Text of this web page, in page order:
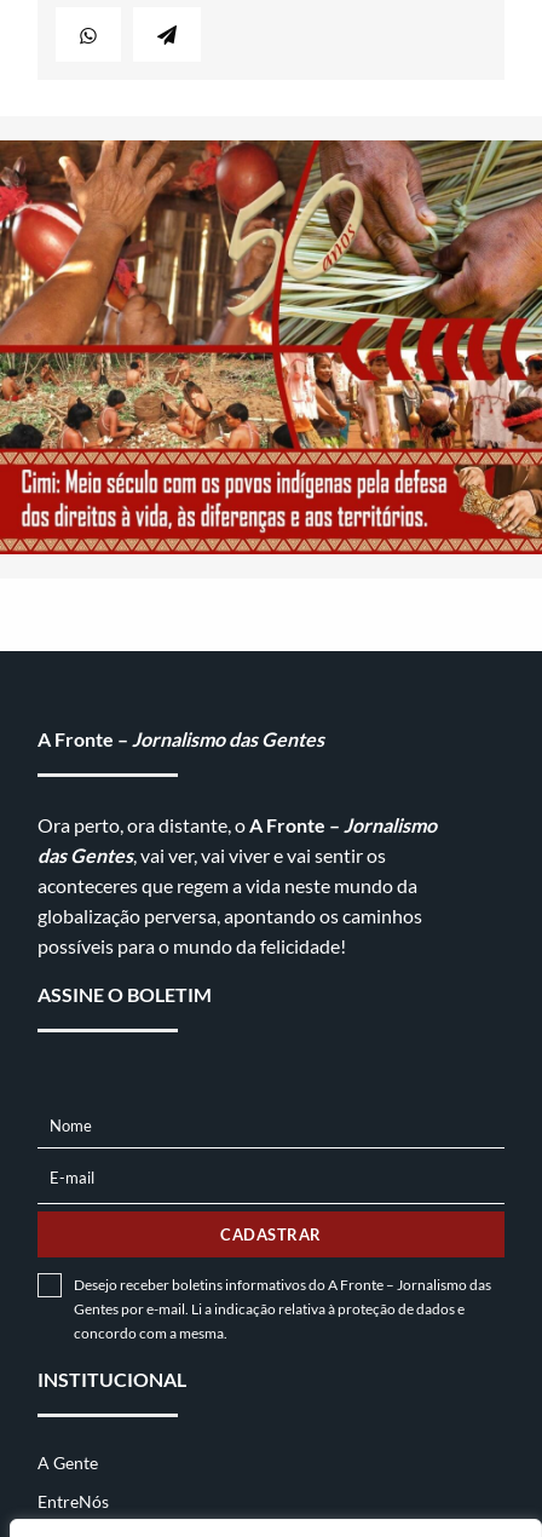
A Fronte – Jornalismo das Gentes
Ora perto, ora distante, oA Fronte – Jornalismo
das Gentes, vai ver, vai viver e vai sentir os
aconteceres que regem a vida neste mundo da
globalização perversa, apontando os caminhos
possíveis para o mundo da felicidade!
ASSINE O BOLETIM
NOME
Nome
MAIL
E-mail
CADASTRAR
Desejo receber boletins informativos do A Fronte – Jornalismo das
Gentes por e-mail. Li a indicação relativa àproteção de dadose
concordo com a mesma.
INSTITUCIONAL
A Gente
EntreNós